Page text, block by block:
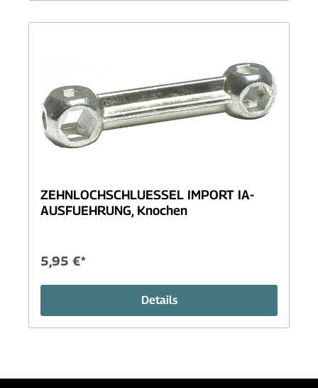
ZEHNLOCHSCHLUESSEL IMPORT IA-
AUSFUEHRUNG, Knochen
5,95 €*
Details